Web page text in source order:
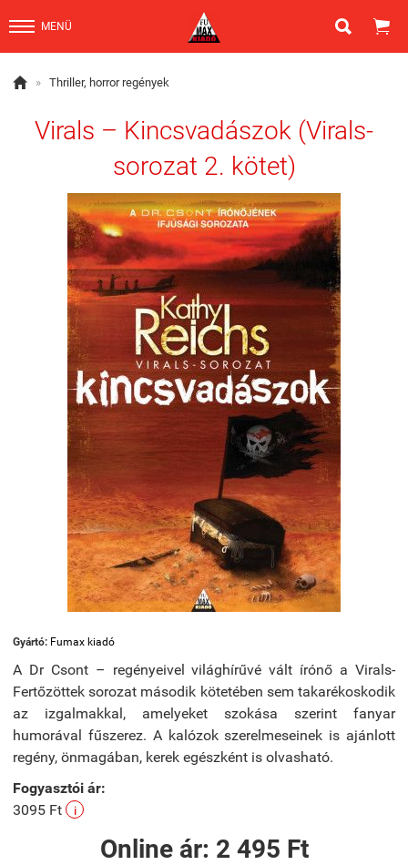
MENÜ  
 » Thriller, horror regények
Virals – Kincsvadászok (Virals-
sorozat 2. kötet)
Gyártó: Fumax kiadó
A Dr Csont – regényeivel világhírűvé vált írónő a Virals-
Fertőzöttek sorozat második kötetében sem takarékoskodik
az izgalmakkal, amelyeket szokása szerint fanyar
humorával fűszerez. A kalózok szerelmeseinek is ajánlott
regény, önmagában, kerek egészként is olvasható.
Fogyasztói ár:
3095 Ft
i
Online ár: 2 495 Ft